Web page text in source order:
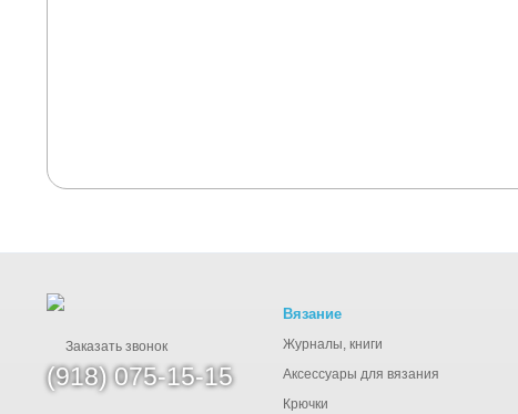
Заказать звонок
(918) 075-15-15
Вязание
Журналы, книги
Аксессуары для вязания
Крючки